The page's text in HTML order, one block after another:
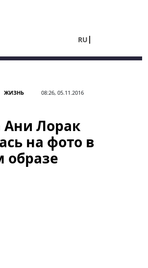
RU
ЖИЗНЬ 08:26, 05.11.2016
Ани Лорак
на фото в
образе